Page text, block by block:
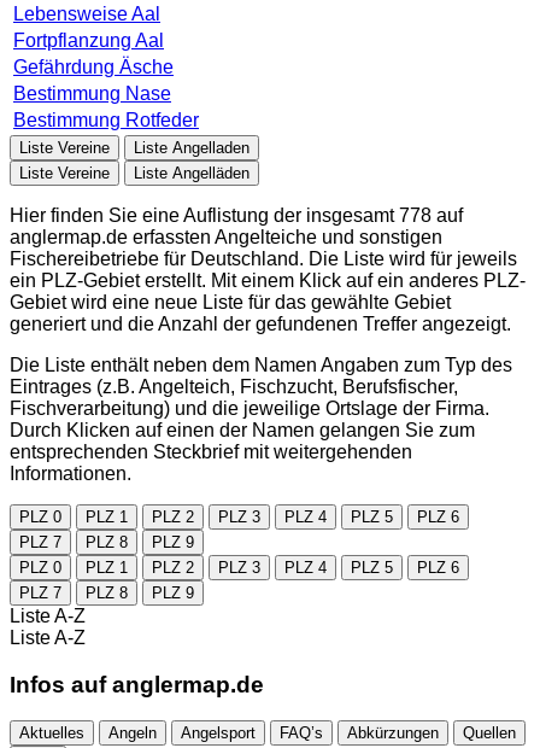
Lebensweise Aal
Fortpflanzung Aal
Gefährdung Äsche
Bestimmung Nase
Bestimmung Rotfeder
Liste Vereine
Liste Angelladen
Liste Vereine
Liste Angelläden
Hier finden Sie eine Auflistung der insgesamt 778 auf
anglermap.de erfassten Angelteiche und sonstigen
Fischereibetriebe für Deutschland. Die Liste wird für jeweils
ein PLZ-Gebiet erstellt. Mit einem Klick auf ein anderes PLZ-
Gebiet wird eine neue Liste für das gewählte Gebiet
generiert und die Anzahl der gefundenen Treffer angezeigt.
Die Liste enthält neben dem Namen Angaben zum Typ des
Eintrages (z.B. Angelteich, Fischzucht, Berufsfischer,
Fischverarbeitung) und die jeweilige Ortslage der Firma.
Durch Klicken auf einen der Namen gelangen Sie zum
entsprechenden Steckbrief mit weitergehenden
Informationen.
PLZ 0 PLZ 1 PLZ 2 PLZ 3 PLZ 4 PLZ 5
PLZ 6
PLZ 7
PLZ 8
PLZ 9
PLZ 0
PLZ 1 PLZ 2 PLZ 3 PLZ 4 PLZ 5
PLZ 6
PLZ 7
PLZ 8 PLZ 9
Liste A-Z
Liste A-Z
Infos aufanglermap.de
Aktuelles Angeln Angelsport FAQ’s Abkürzungen
Quellen